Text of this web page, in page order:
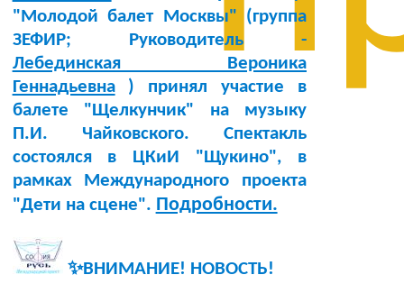
"Молодой балет Москвы" (группа
ЗЕФИР; Руководитель -
Лебединская Вероника
Геннадьевна) принял участие в
балете "Щелкунчик" на музыку
П.И. Чайковского. Спектакль
состоялся в ЦКиИ "Щукино", в
рамках Международного проекта
"Дети на сцене". Подробности.
✨ВНИМАНИЕ! НОВОСТЬ!